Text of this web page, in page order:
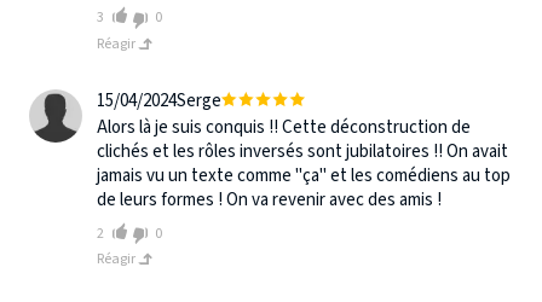
3
0
Réagir
15/04/2024Serge
Alors là je suis conquis !! Cette déconstruction de
clichés et les rôles inversés sont jubilatoires !! On avait
jamais vu un texte comme "ça" et les comédiens au top
de leurs formes ! On va revenir avec des amis !
2
0
Réagir